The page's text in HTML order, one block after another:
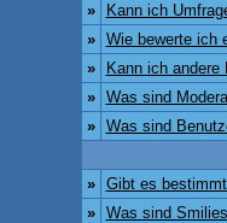
»
Kann ich
»
Wie bewerte ich
»
Kann ich andere
»
Was sind
»
Was sind
»
Gibt es
»
Was sind